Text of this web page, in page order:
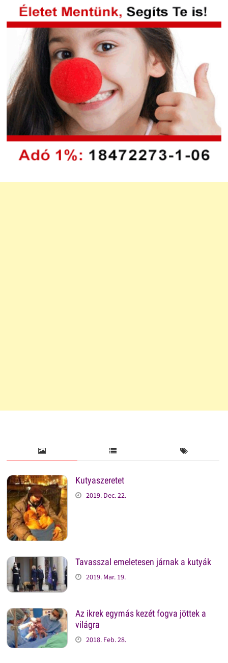
Kutyaszeretet
2019. Dec. 22.
Tavasszal emeletesen járnak a kutyák
2019. Mar. 19.
Az ikrek egymás kezét fogva jöttek a
világra
2018. Feb. 28.